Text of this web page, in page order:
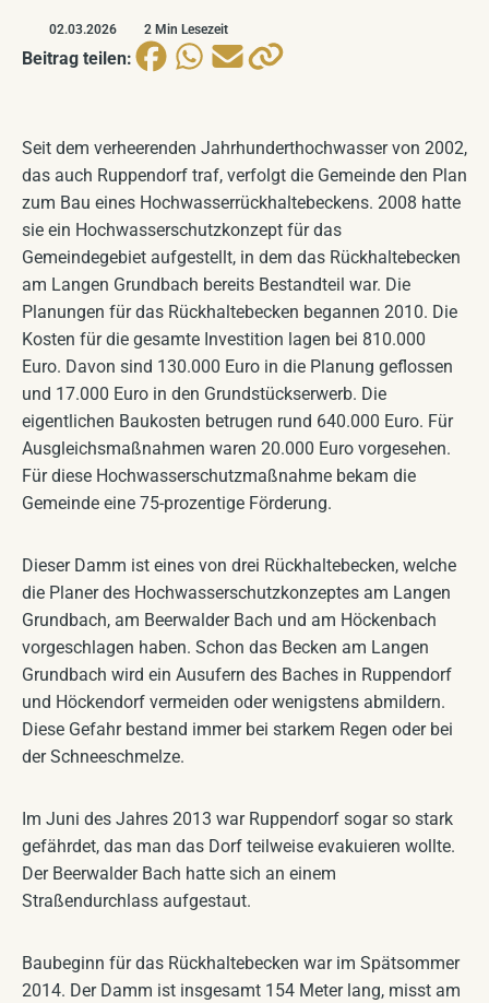
Landschaftsentwicklung
Plakate BALD VERFÜGBAR
02.03.2026 2 Min Lesezeit
Beitrag teilen:
Seit dem verheerenden Jahrhunderthochwasser von 2002,
das auch Ruppendorf traf, verfolgt die Gemeinde den Plan
zum Bau eines Hochwasserrückhaltebeckens. 2008 hatte
sie ein Hochwasserschutzkonzept für das
Gemeindegebiet aufgestellt, in dem das Rückhaltebecken
am Langen Grundbach bereits Bestandteil war. Die
Planungen für das Rückhaltebecken begannen 2010. Die
Kosten für die gesamte Investition lagen bei 810.000
Euro. Davon sind 130.000 Euro in die Planung geflossen
und 17.000 Euro in den Grundstückserwerb. Die
eigentlichen Baukosten betrugen rund 640.000 Euro. Für
Ausgleichsmaßnahmen waren 20.000 Euro vorgesehen.
Für diese Hochwasserschutzmaßnahme bekam die
Gemeinde eine 75-prozentige Förderung.
Dieser Damm ist eines von drei Rückhaltebecken, welche
die Planer des Hochwasserschutzkonzeptes am Langen
Grundbach, am Beerwalder Bach und am Höckenbach
vorgeschlagen haben. Schon das Becken am Langen
Grundbach wird ein Ausufern des Baches in Ruppendorf
und Höckendorf vermeiden oder wenigstens abmildern.
Diese Gefahr bestand immer bei starkem Regen oder bei
der Schneeschmelze.
Im Juni des Jahres 2013 war Ruppendorf sogar so stark
gefährdet, das man das Dorf teilweise evakuieren wollte.
Der Beerwalder Bach hatte sich an einem
Straßendurchlass aufgestaut.
Baubeginn für das Rückhaltebecken war im Spätsommer
2014. Der Damm ist insgesamt 154 Meter lang, misst am